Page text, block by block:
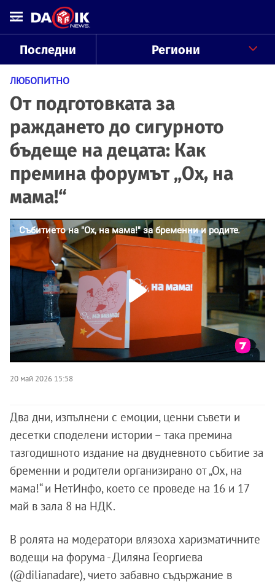
Последни Региони
ЛЮБОПИТНО
От подготовката за
раждането до сигурното
бъдеще на децата: Как
премина форумът „Ох, на
мама!“
20 май 2026 15:58
Два дни, изпълнени с емоции, ценни съвети и
десетки споделени истории – така премина
тазгодишното издание на двудневното събитие за
бременни и родители организирано от „Ох, на
мама!“ и НетИнфо, което се проведе на 16 и 17
май в зала 8 на НДК.
В ролята на модератори влязоха харизматичните
водещи на форума - Диляна Георгиева
(@dilianadare), чието забавно съдържание в